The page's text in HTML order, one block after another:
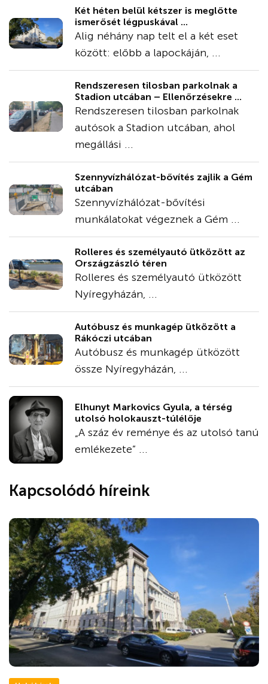
Két héten belül kétszer is meglőtte
ismerősét légpuskával ...
Alig néhány nap telt el a két eset
között: előbb a lapockáján, ...
Rendszeresen tilosban parkolnak a
Stadion utcában – Ellenőrzésekre ...
Rendszeresen tilosban parkolnak
autósok a Stadion utcában, ahol
megállási ...
Szennyvízhálózat-bővítés zajlik a Gém
utcában
Szennyvízhálózat-bővítési
munkálatokat végeznek a Gém ...
Rolleres és személyautó ütközött az
Országzászló téren
Rolleres és személyautó ütközött
Nyíregyházán, ...
Autóbusz és munkagép ütközött a
Rákóczi utcában
Autóbusz és munkagép ütközött
össze Nyíregyházán, ...
Elhunyt Markovics Gyula, a térség
utolsó holokauszt-túlélője
„A száz év reménye és az utolsó tanú
emlékezete” ...
Kapcsolódó híreink